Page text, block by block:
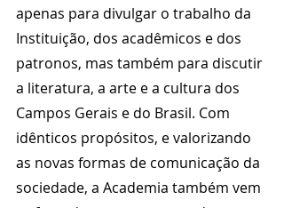
apenas para divulgar o trabalho da
Instituição, dos acadêmicos e dos
patronos, mas também para discutir
a literatura, a arte e a cultura dos
Campos Gerais e do Brasil. Com
idênticos propósitos, e valorizando
as novas formas de comunicação da
sociedade, a Academia também vem